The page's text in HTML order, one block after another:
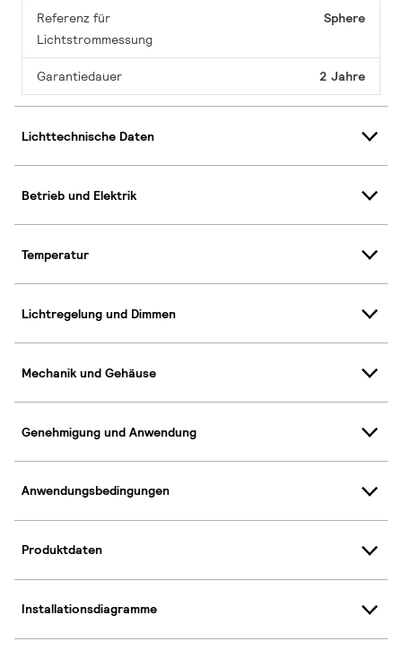
Referenz für
Lichtstrommessung
Sphere
Garantiedauer 2 Jahre
Lichttechnische Daten
Betrieb und Elektrik
Temperatur
Lichtregelung und Dimmen
Mechanik und Gehäuse
Genehmigung und Anwendung
Anwendungsbedingungen
Produktdaten
Installationsdiagramme